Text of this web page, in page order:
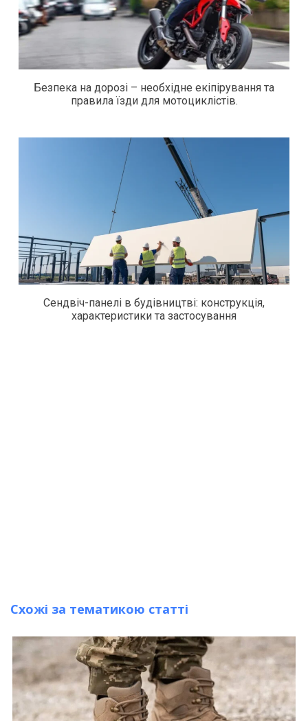
Безпека на дорозі – необхідне екіпірування та
правила їзди для мотоциклістів.
Сендвіч-панелі в будівництві: конструкція,
характеристики та застосування
Схожі за тематикою статті